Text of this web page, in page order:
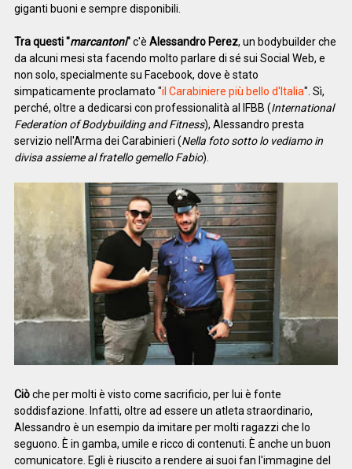
giganti buoni e sempre disponibili.
Tra questi "marcantoni"c'è Alessandro Perez, un bodybuilder che
da alcuni mesi sta facendo molto parlare di sé sui Social Web, e
non solo, specialmente su Facebook, dove è stato
simpaticamente proclamato "il Carabiniere più bello d'Italia". Sì,
perché, oltre a dedicarsi con professionalità al IFBB (International
Federation of Bodybuilding and Fitness), Alessandro presta
servizio nell'Arma dei Carabinieri (Nella foto sotto lo vediamo in
divisa assieme al fratello gemello Fabio).
Ciòche per molti è visto come sacrificio, per lui è fonte
soddisfazione. Infatti, oltre ad essere un atleta straordinario,
Alessandro è un esempio da imitare per molti ragazzi che lo
seguono. È in gamba, umile e ricco di contenuti. È anche un buon
comunicatore. Egli è riuscito a rendere ai suoi fan l'immagine del